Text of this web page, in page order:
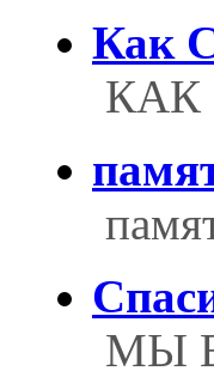
Как
КАК
МЫ